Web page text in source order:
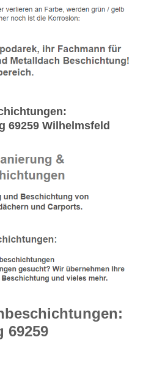
69259 Wilhelmsfeld
69259